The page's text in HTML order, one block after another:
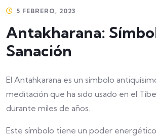
5 FEBRERO, 2023
Antakharana:
Sanación
El Antahkarana es un símbolo
meditación que ha sido usado en el
durante miles de años.
Este símbolo tiene un poder